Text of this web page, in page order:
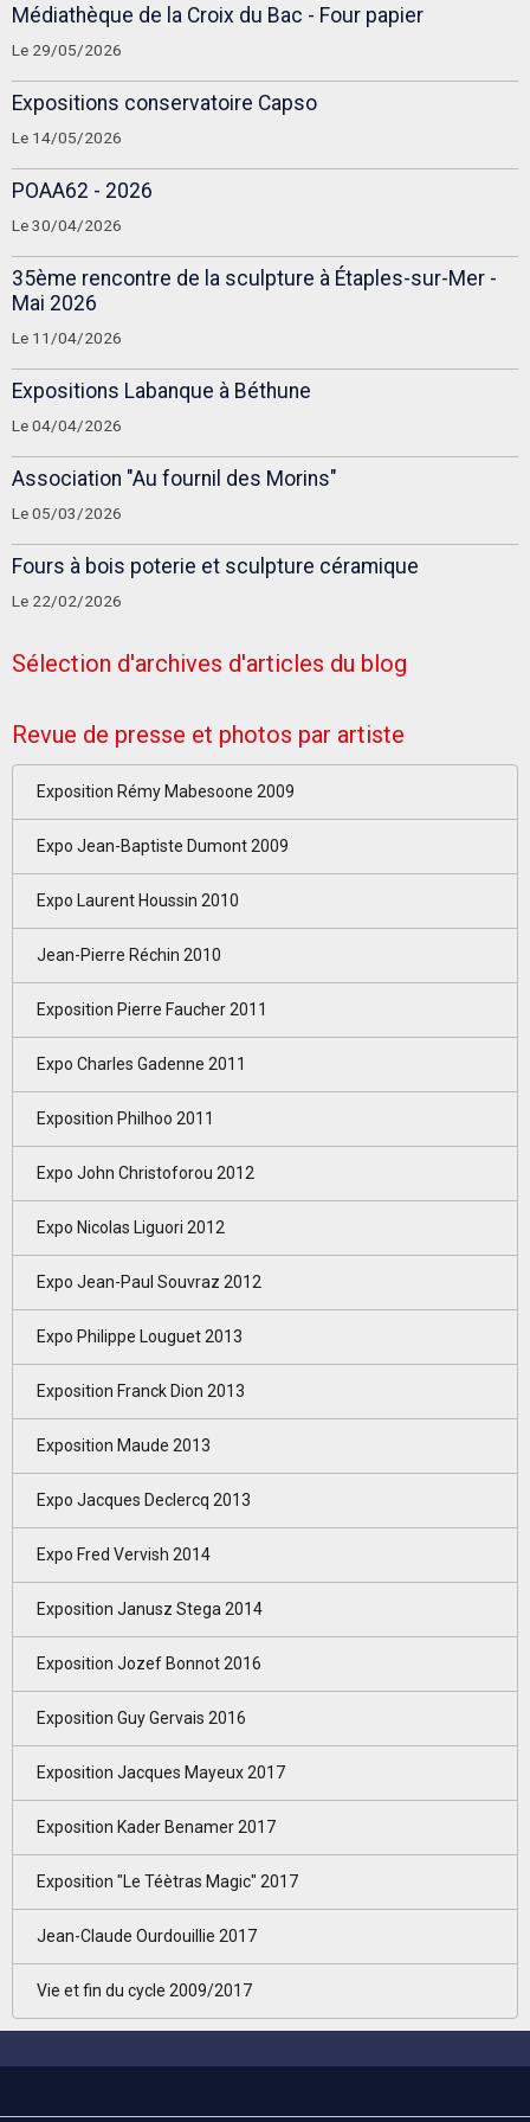
Médiathèque de la Croix du Bac - Four papier
Le 29/05/2026
Expositions conservatoire Capso
Le 14/05/2026
POAA62 - 2026
Le 30/04/2026
35ème rencontre de la sculpture à Étaples-sur-Mer -
Mai 2026
Le 11/04/2026
Expositions Labanque à Béthune
Le 04/04/2026
Association "Au fournil des Morins"
Le 05/03/2026
Fours à bois poterie et sculpture céramique
Le 22/02/2026
Sélection d'archives d'articles du blog
Revue de presse et photos par artiste
Exposition Rémy Mabesoone 2009
Expo Jean-Baptiste Dumont 2009
Expo Laurent Houssin 2010
Jean-Pierre Réchin 2010
Exposition Pierre Faucher 2011
Expo Charles Gadenne 2011
Exposition Philhoo 2011
Expo John Christoforou 2012
Expo Nicolas Liguori 2012
Expo Jean-Paul Souvraz 2012
Expo Philippe Louguet 2013
Exposition Franck Dion 2013
Exposition Maude 2013
Expo Jacques Declercq 2013
Expo Fred Vervish 2014
Exposition Janusz Stega 2014
Exposition Jozef Bonnot 2016
Exposition Guy Gervais 2016
Exposition Jacques Mayeux 2017
Exposition Kader Benamer 2017
Exposition "Le Téètras Magic" 2017
Jean-Claude Ourdouillie 2017
Vie et fin du cycle 2009/2017